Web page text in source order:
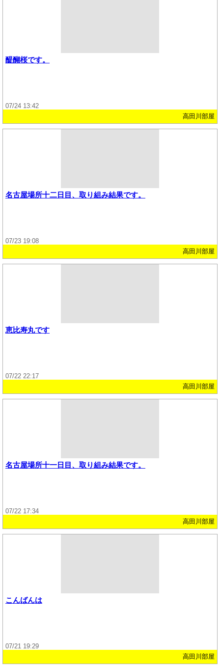
醍醐桜です。
07/24 13:42
高田川部屋
名古屋場所十二日目、取り組み結果です。
07/23 19:08
高田川部屋
恵比寿丸です
07/22 22:17
高田川部屋
名古屋場所十一日目、取り組み結果です。
07/22 17:34
高田川部屋
こんばんは
07/21 19:29
高田川部屋